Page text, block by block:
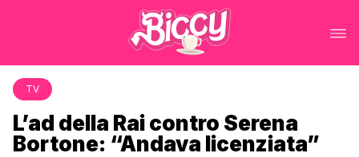
TV
L’ad della Rai contro Serena
Bortone: “Andava licenziata”